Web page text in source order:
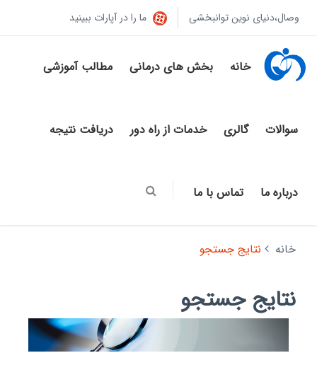
وصال،دنیای نوین توانبخشی ما را در آپارات ببینید
خانه بخش های درمانی مطالب آموزشی
سوالات گالری خدمات از راه دور دریافت نتیجه
درباره ما تماس با ما
خانه نتایج جستجو
نتایج جستجو